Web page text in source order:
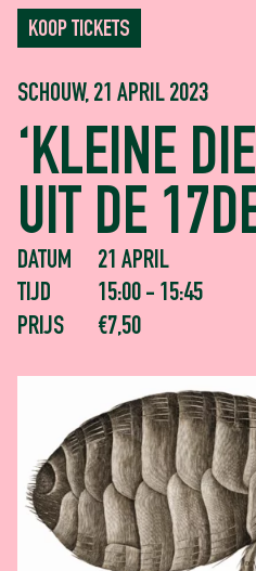
KOOP TICKETS
SCHOUW, 21 APRIL 2023
‘KLEINE
UIT DE
DATUM
21 APRIL
TIJD
15:00 - 15:45
PRIJS
€7,50